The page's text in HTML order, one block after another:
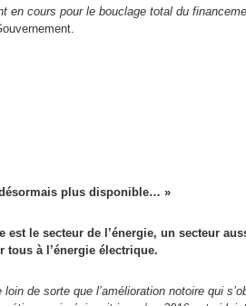
en cours pour le bouclage total du
plus disponible… »
est le secteur de l’énergie, un secteur
tous à l’énergie électrique.
de sorte que l’amélioration notoire qui